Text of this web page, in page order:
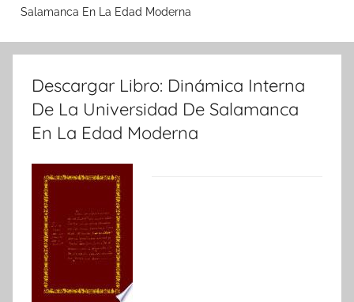
Salamanca En La Edad Moderna
Descargar Libro: Dinámica Interna
De La Universidad De Salamanca
En La Edad Moderna